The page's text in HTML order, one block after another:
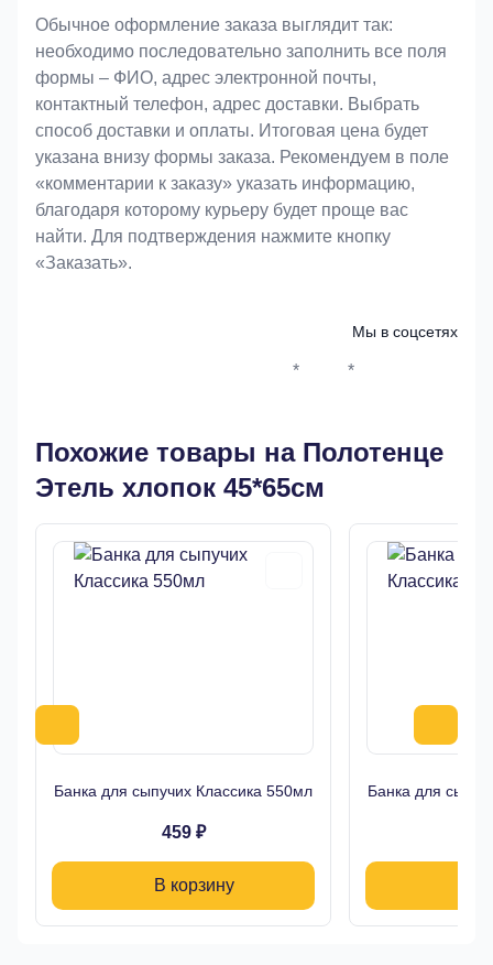
Обычное оформление заказа выглядит так:
необходимо последовательно заполнить все поля
формы – ФИО, адрес электронной почты,
контактный телефон, адрес доставки. Выбрать
способ доставки и оплаты. Итоговая цена будет
указана внизу формы заказа. Рекомендуем в поле
«комментарии к заказу» указать информацию,
благодаря которому курьеру будет проще вас
найти. Для подтверждения нажмите кнопку
«Заказать».
Мы в соцсетях
* *
Похожие товары на Полотенце
Этель хлопок 45*65см
Банка для сыпучих Классика 550мл
459 ₽
В корзину
Банка для